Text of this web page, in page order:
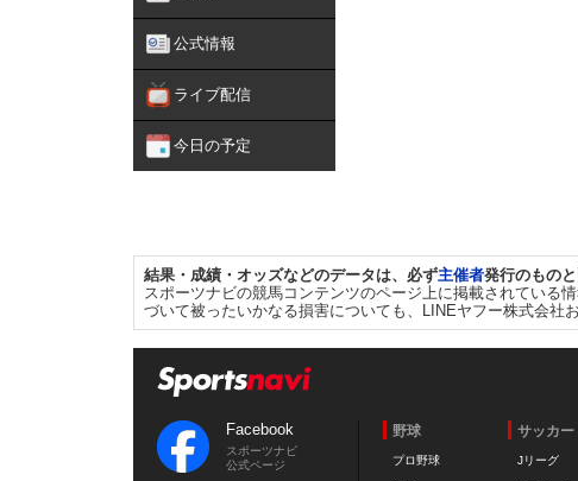
公式情報
ライブ配信
今日の予定
結果・成績・オッズなどのデータは、必ず主催者発行のもの
スポーツナビの競馬コンテンツのページ上に掲載されている
づいて被ったいかなる損害についても、LINEヤフー株式会社
Facebook
スポーツナビ
公式ページ
野球
プロ野球
サッカー
Jリーグ